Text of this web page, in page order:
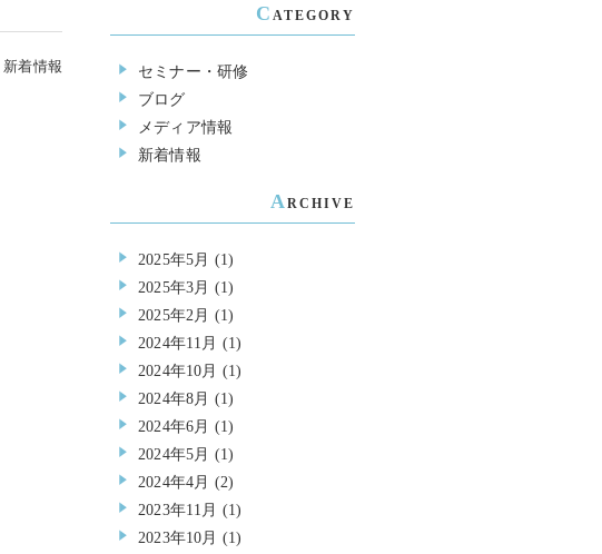
新着情報
C ATEGORY
セミナー・研修
ブログ
メディア情報
新着情報
A RCHIVE
2025年5月 (1)
2025年3月 (1)
2025年2月 (1)
2024年11月 (1)
2024年10月 (1)
2024年8月 (1)
2024年6月 (1)
2024年5月 (1)
2024年4月 (2)
2023年11月 (1)
2023年10月 (1)